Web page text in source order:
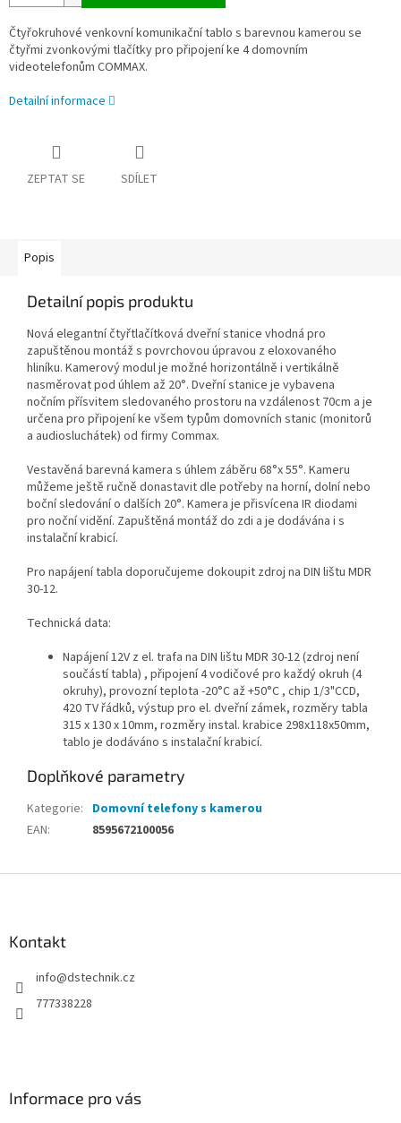
Čtyřokruhové venkovní komunikační tablo s barevnou kamerou se
čtyřmi zvonkovými tlačítky pro připojení ke 4 domovním
videotelefonům COMMAX.
Detailní informace
ZEPTAT SE SDÍLET
Popis
Detailní popis produktu
Nová elegantní čtyřtlačítková dveřní stanice vhodná pro
zapuštěnou montáž s povrchovou úpravou z eloxovaného
hliníku. Kamerový modul je možné horizontálně i vertikálně
nasměrovat pod úhlem až 20°. Dveřní stanice je vybavena
nočním přísvitem sledovaného prostoru na vzdálenost 70cm a je
určena pro připojení ke všem typům domovních stanic (monitorů
a audiosluchátek) od firmy Commax.
Vestavěná barevná kamera s úhlem záběru 68°x 55°. Kameru
můžeme ještě ručně donastavit dle potřeby na horní, dolní nebo
boční sledování o dalších 20°. Kamera je přisvícena IR diodami
pro noční vidění. Zapuštěná montáž do zdi a je dodávána i s
instalační krabicí.
Pro napájení tabla doporučujeme dokoupit zdroj na DIN lištu MDR
30-12.
Technická data:
Napájení 12V z el. trafa na DIN lištu MDR 30-12 (zdroj není
součástí tabla) , připojení 4 vodičové pro každý okruh (4
okruhy), provozní teplota -20°C až +50°C , chip 1/3"CCD,
420 TV řádků, výstup pro el. dveřní zámek, rozměry tabla
315 x 130 x 10mm, rozměry instal. krabice 298x118x50mm,
tablo je dodáváno s instalační krabicí.
Doplňkové parametry
Kategorie: Domovní telefony s kamerou
EAN: 8595672100056
Kontakt
info@dstechnik.cz
777338228
Informace pro vás